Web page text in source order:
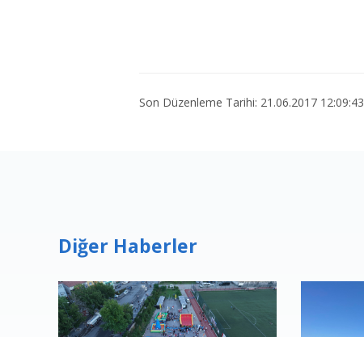
Son Düzenleme Tarihi: 21.06.2017 12:09:43
Diğer Haberler